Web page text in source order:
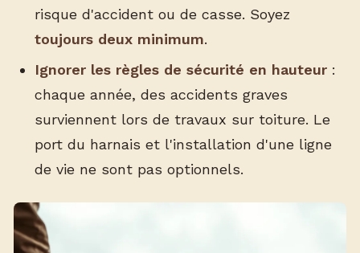
risque d'accident ou de casse. Soyez
toujours deux minimum.
Ignorer les règles de sécurité en hauteur:
chaque année, des accidents graves
surviennent lors de travaux sur toiture. Le
port du harnais et l'installation d'une ligne
de vie ne sont pas optionnels.